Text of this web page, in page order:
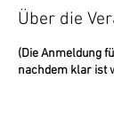
Über die
(Die Anmeldung
nachdem klar ist